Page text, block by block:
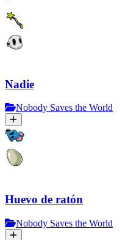
Nadie
Nobody Saves the World
Huevo de ratón
Nobody Saves the World